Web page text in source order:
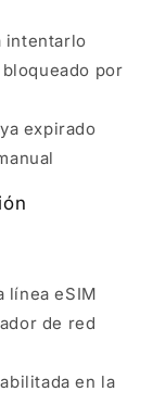
intentarlo
por
expirado
línea eSIM
de red
en la